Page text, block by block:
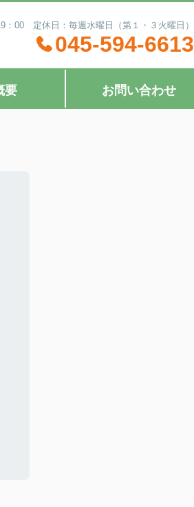
：00 定休日：毎週水曜日（第１・３火曜日）
045-594-6613
要 お問い合わせ